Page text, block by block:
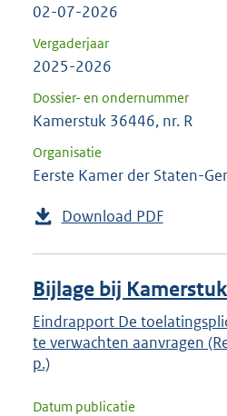
02-07-2026
Vergaderjaar
2025-2026
Dossier- en ondernummer
Kamerstuk 36446, nr. R
Organisatie
Eerste Kamer der Staten-
Download PDF
Bijlage bij Kamerstuk
Eindrapport De
te verwachten aanvragen
p.)
Datum publicatie